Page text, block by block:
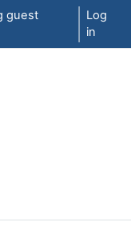
guest
Log
in